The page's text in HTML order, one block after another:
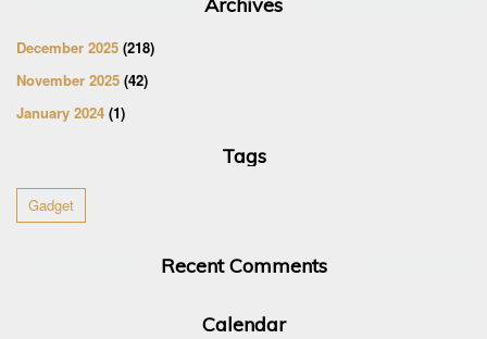
December 2025 (218)
November 2025 (42)
January 2024 (1)
Tags
Gadget
Recent Comments
Calendar